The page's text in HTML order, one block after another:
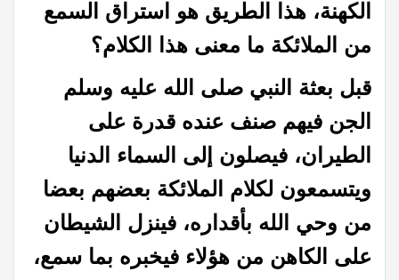
الكهنة، هذا الطريق هو استراق السمع
من الملائكة ما معنى هذا الكلام؟
قبل بعثة النبي صلى الله عليه وسلم
الجن فيهم صنف عنده قدرة على
الطيران، فيصلون إلى السماء الدنيا
ويتسمعون لكلام الملائكة بعضهم بعضا
من وحي الله بأقداره، فينزل الشيطان
على الكاهن من هؤلاء فيخبره بما سمع،